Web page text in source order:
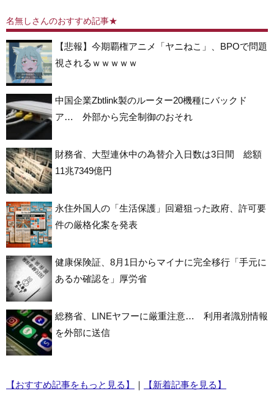
名無しさんのおすすめ記事★
【悲報】今期覇権アニメ「ヤニねこ」、BPOで問題
視されるｗｗｗｗｗ
中国企業Zbtlink製のルーター20機種にバックド
ア… 外部から完全制御のおそれ
財務省、大型連休中の為替介入日数は3日間 総額
11兆7349億円
永住外国人の「生活保護」回避狙った政府、許可要
件の厳格化案を発表
健康保険証、8月1日からマイナに完全移行「手元に
あるか確認を」厚労省
総務省、LINEヤフーに厳重注意… 利用者識別情報
を外部に送信
【おすすめ記事をもっと見る】 ｜ 【新着記事を見る】